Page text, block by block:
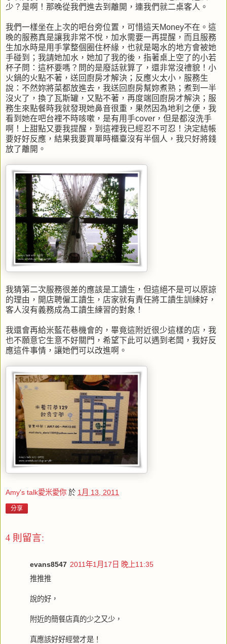
少？是啊！那晚從我們進去到離開，連我們就二桌客人。
我們一樣坐在上次的吧台旁位置，可惜這天Money不在。這
晚的服務真是讓我非常不悅，加水需要一再提醒，而且服務
生加水時是用手掌整個圈住杯緣，也就是喝水的地方會被她
手碰到；我請她加水，她加了我的後，指著桌上空了的小若
杯子問：這杯要嗎？問的是廢話就算了，還非常沒禮貌！小
火鍋的火點不著，送回廚房才解決；反應火太小，服務生
說：不然妳將菜都放進去，我送回廚房幫妳煮熟；煮到一半
沒火了，換了瓦斯罐，又點不著，再度端回廚房才解決；服
務生來點餐時我就發現她鼻音很重，果然因為地利之便，我
看到她在吧台裡不時咳嗽，是有用手cover，但是都沒洗手
啊！上甜點又要我提醒，到這裡我已經忍不可忍！決定結帳
要好好反應，結果我要買單時櫃臺沒有半個人，我只好將錢
放了離開。
我猜第二次服務很差的應該是工讀生，但這絕不是可以原諒
的理由，開店聘僱工讀生，店家就有責任將工讀生訓練好，
客人沒有義務成為工讀生練習的對象！
我還會再給米藍花巷機會的，畢竟這附近很少這樣的店，我
也不願意它生意不好關門，希望下此可以遇到老闆，我好反
應這件事情，讓她們可以改進啊。
Amy's talk愛米愛你 於 1月 13, 2011
分享
4 則留言:
evans8547 2011年1月17日 晚上11:35
推推推
說的好，
附近的簡餐店真的少之又少，
真應該好好經營才是！